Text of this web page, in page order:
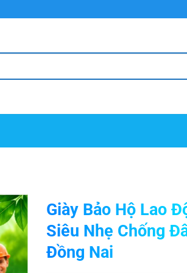
Giày Bảo Hộ Lao
Siêu Nhẹ Chống
Đồng Nai